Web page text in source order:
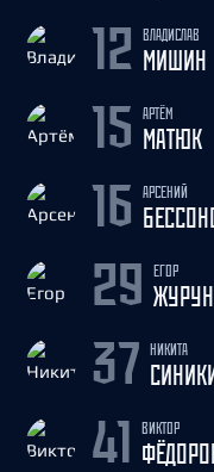
12 ВЛАДИСЛАВ
МИШИН
15 АРТЁМ
МАТЮК
16 АРСЕНИЙ
29 ЕГОР
ЖУРУН
37 НИКИТА
41 ВИКТОР